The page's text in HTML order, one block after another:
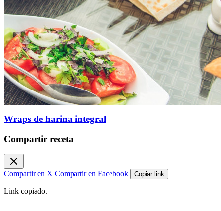
Wraps de harina integral
Compartir receta
Compartir en X Compartir en Facebook Copiar link
Link copiado.